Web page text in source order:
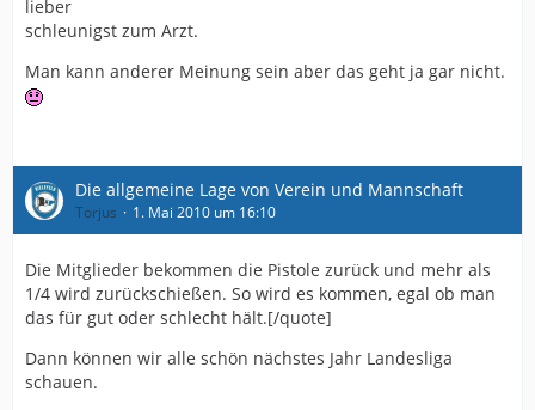
lieber
schleunigst zum Arzt.
Man kann anderer Meinung sein aber das geht ja gar nicht.
Die allgemeine Lage von Verein und Mannschaft
Torjus 1. Mai 2010 um 16:10
Die Mitglieder bekommen die Pistole zurück und mehr als
1/4 wird zurückschießen. So wird es kommen, egal ob man
das für gut oder schlecht hält.[/quote]
Dann können wir alle schön nächstes Jahr Landesliga
schauen.